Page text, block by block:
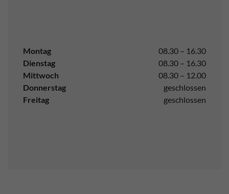
Montag
08.30 – 16.30
Dienstag
08.30 – 16.30
Mittwoch
08.30 – 12.00
Donnerstag
geschlossen
Freitag
geschlossen